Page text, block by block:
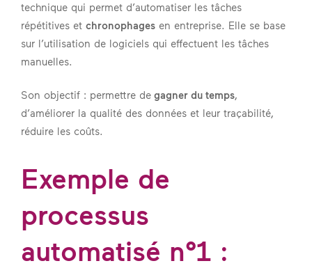
technique qui permet d’automatiser les tâches
répétitives et chronophages en entreprise. Elle se base
sur l’utilisation de logiciels qui effectuent les tâches
manuelles.
Son objectif : permettre de gagner du temps,
d’améliorer la qualité des données et leur traçabilité,
réduire les coûts.
Exemple de
processus
automatisé n°1 :